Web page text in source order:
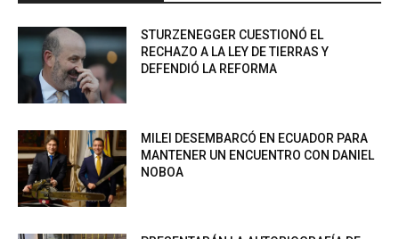
STURZENEGGER CUESTIONÓ EL
RECHAZO A LA LEY DE TIERRAS Y
DEFENDIÓ LA REFORMA
MILEI DESEMBARCÓ EN ECUADOR PARA
MANTENER UN ENCUENTRO CON DANIEL
NOBOA